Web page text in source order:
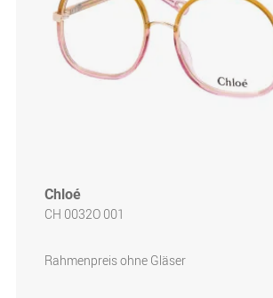
Chloé
CH 0032O 001
Rahmenpreis ohne Gläser